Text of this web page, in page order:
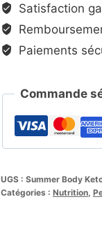
Satisfaction
Paiements
Commande
UGS : Summer Body
Catégories : Nutrition,